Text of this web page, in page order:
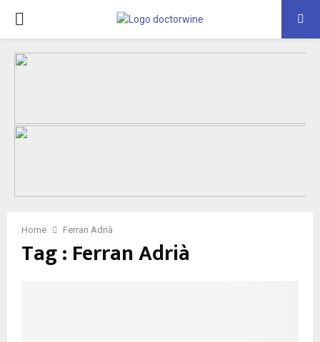
PRIMARY
MENU
Home Ferran Adrià
Tag : Ferran Adrià